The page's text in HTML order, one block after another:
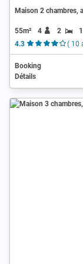
Maison 2 chambres,
55m² 4 2
1
4.3
( 10
Booking
Détails